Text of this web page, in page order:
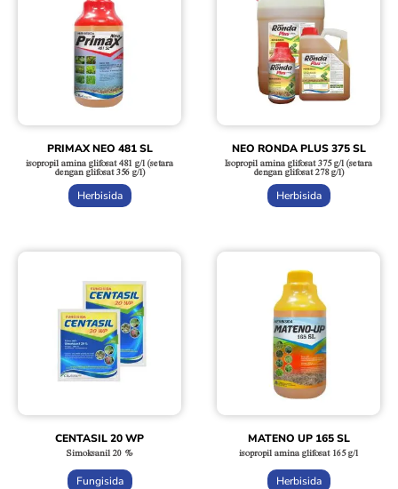
PRIMAX NEO 481 SL
isopropil amina glifosat 481 g/l (setara
dengan glifosat 356 g/l)
Herbisida
NEO RONDA PLUS 375 SL
Isopropil amina glifosat 375 g/l (setara
dengan glifosat 278 g/l)
Herbisida
CENTASIL 20 WP
Simoksanil 20 %
Fungisida
MATENO UP 165 SL
isopropil amina glifosat 165 g/l
Herbisida